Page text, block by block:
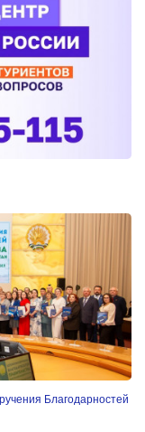
Благодарностей